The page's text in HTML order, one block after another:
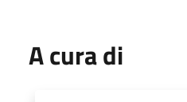
A cura di